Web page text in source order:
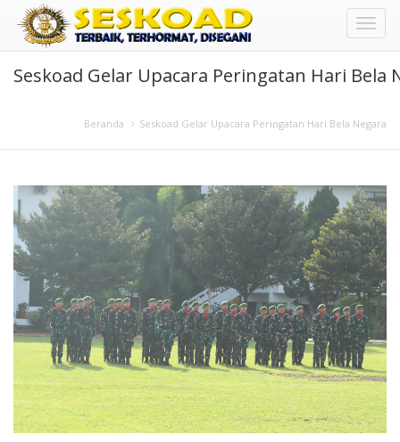
Toggle
Seskoad Gelar Upacara Peringatan Hari Bela
Beranda Seskoad Gelar Upacara Peringatan Hari Bela Negara